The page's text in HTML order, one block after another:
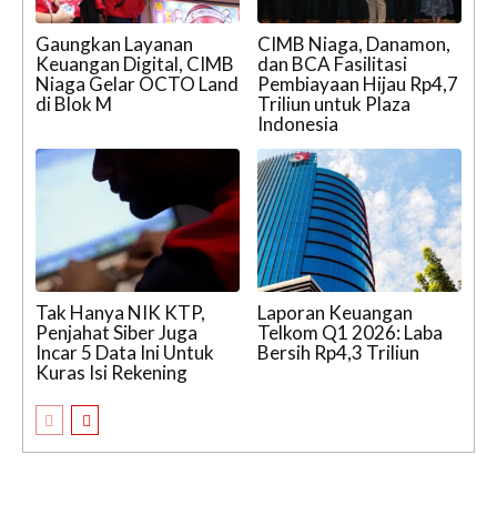
Gaungkan Layanan
Keuangan Digital, CIMB
Niaga Gelar OCTO Land
di Blok M
CIMB Niaga, Danamon,
dan BCA Fasilitasi
Pembiayaan Hijau Rp4,7
Triliun untuk Plaza
Indonesia
Tak Hanya NIK KTP,
Penjahat Siber Juga
Incar 5 Data Ini Untuk
Kuras Isi Rekening
Laporan Keuangan
Telkom Q1 2026: Laba
Bersih Rp4,3 Triliun